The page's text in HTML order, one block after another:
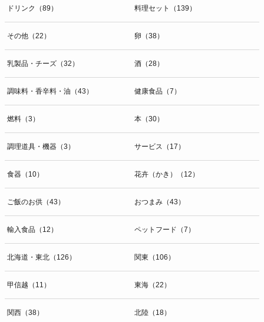
ドリンク（89） 料理セット（139）
その他（22） 卵（38）
乳製品・チーズ（32） 酒（28）
調味料・香辛料・油（43） 健康食品（7）
燃料（3） 本（30）
調理道具・機器（3） サービス（17）
食器（10） 花卉（かき）（12）
ご飯のお供（43） おつまみ（43）
輸入食品（12） ペットフード（7）
北海道・東北（126） 関東（106）
甲信越（11） 東海（22）
関西（38） 北陸（18）